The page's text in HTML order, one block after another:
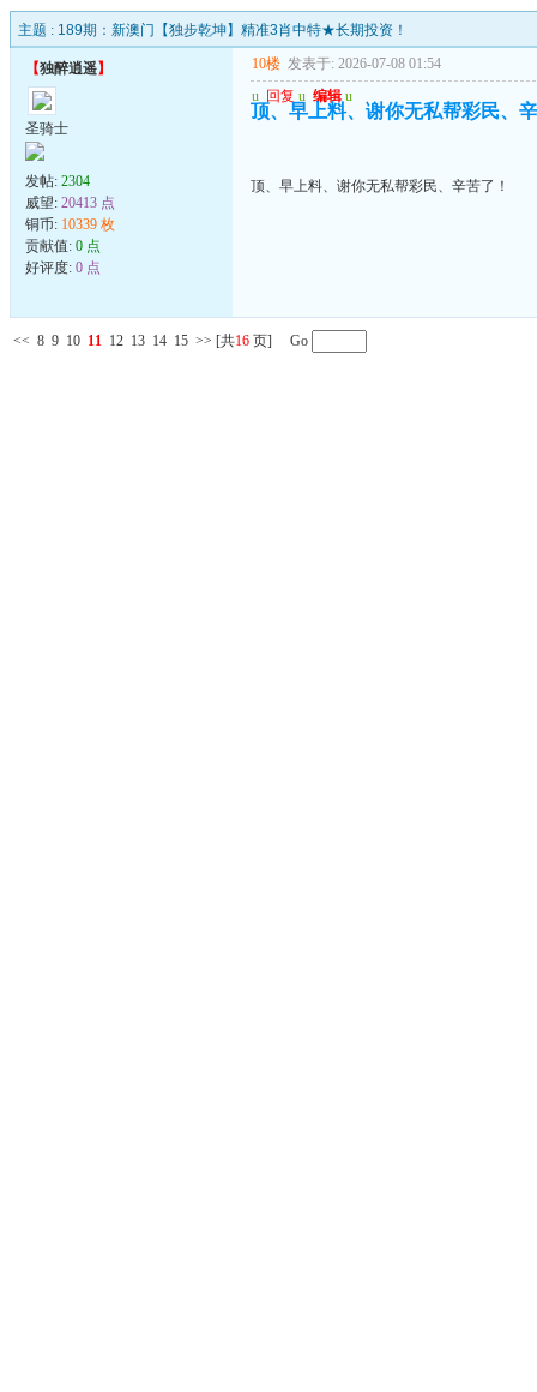
主题 : 189期：新澳门【独步乾坤】精准3肖中特★长期投资！
【独醉逍遥】
圣骑士
发帖: 2304
威望: 20413 点
铜币: 10339 枚
贡献值: 0 点
好评度: 0 点
10楼 发表于: 2026-07-08 01:54
u 回复 u 编辑 u
顶、早上料、谢你无私帮彩民、
顶、早上料、谢你无私帮彩民、辛苦了！
<< 8 9 10 11 12 13 14 15 >> [共16 页] Go